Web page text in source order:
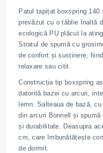
Patul tapițat boxspring
prevăzut cu o tăblie înaltă
ecologică PU plăcut la
Stratul de spumă cu
de confort și susținere,
relaxare sau citit.
Construcția tip boxspring
datorită bazei cu arcuri,
lemn. Salteaua de bază,
din arcuri Bonnell și
și durabilitate. Deasupra
cm, care îmbunătățește
de dormit.